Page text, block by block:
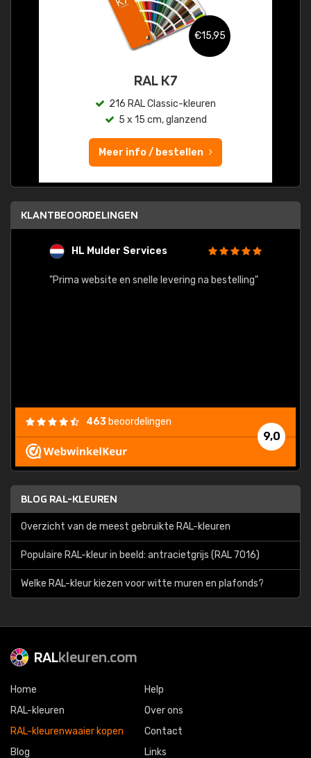
€15,95
RAL K7
216 RAL Classic-kleuren
5 x 15 cm, glanzend
Meer info / bestellen
KLANTBEOORDELINGEN
HL Mulder Services
"Prima website en snelle levering na bestelling"
9,0
463 beoordelingen
BLOG RAL-KLEUREN
Overzicht van de meest gebruikte RAL-kleuren
Populaire RAL-kleur in beeld: antracietgrijs (RAL 7016)
Welke RAL-kleur kiezen voor witte muren en plafonds?
RALkleuren.com
Home
RAL-kleuren
RAL-kleurenwaaier kopen
Blog
Help
Over ons
Contact
Links